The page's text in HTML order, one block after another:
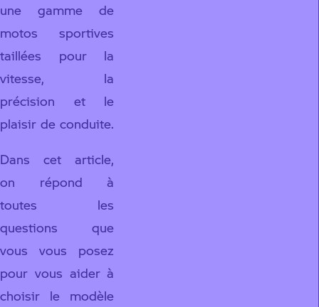
une gamme de
motos sportives
taillées pour la
vitesse, la
précision et le
plaisir de conduite.
Dans cet article,
on répond à
toutes les
questions que
vous vous posez
pour vous aider à
choisir le modèle